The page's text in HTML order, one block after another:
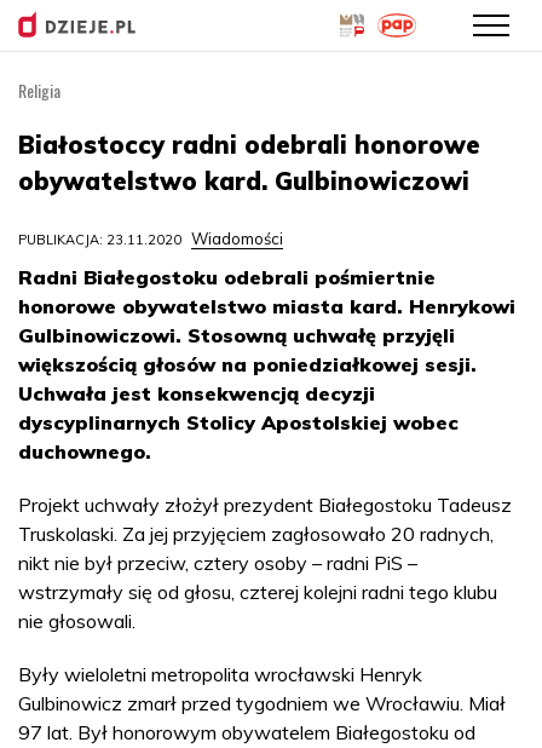
treści
Religia
Białostoccy radni odebrali honorowe
obywatelstwo kard. Gulbinowiczowi
PUBLIKACJA: 23.11.2020 Wiadomości
Radni Białegostoku odebrali pośmiertnie
honorowe obywatelstwo miasta kard. Henrykowi
Gulbinowiczowi. Stosowną uchwałę przyjęli
większością głosów na poniedziałkowej sesji.
Uchwała jest konsekwencją decyzji
dyscyplinarnych Stolicy Apostolskiej wobec
duchownego.
Projekt uchwały złożył prezydent Białegostoku Tadeusz
Truskolaski. Za jej przyjęciem zagłosowało 20 radnych,
nikt nie był przeciw, cztery osoby – radni PiS –
wstrzymały się od głosu, czterej kolejni radni tego klubu
nie głosowali.
Były wieloletni metropolita wrocławski Henryk
Gulbinowicz zmarł przed tygodniem we Wrocławiu. Miał
97 lat. Był honorowym obywatelem Białegostoku od